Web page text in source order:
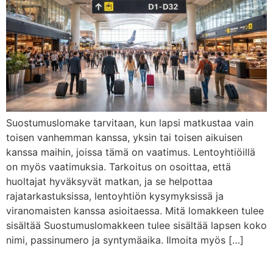
Suostumuslomake tarvitaan, kun lapsi matkustaa vain
toisen vanhemman kanssa, yksin tai toisen aikuisen
kanssa maihin, joissa tämä on vaatimus. Lentoyhtiöillä
on myös vaatimuksia. Tarkoitus on osoittaa, että
huoltajat hyväksyvät matkan, ja se helpottaa
rajatarkastuksissa, lentoyhtiön kysymyksissä ja
viranomaisten kanssa asioitaessa. Mitä lomakkeen tulee
sisältää Suostumuslomakkeen tulee sisältää lapsen koko
nimi, passinumero ja syntymäaika. Ilmoita myös […]